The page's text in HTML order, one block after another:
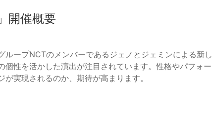
開催概要
ープNCTのメンバーであるジェノとジェミンによる新し
性を活かした演出が注目されています。性格やパフォー
実現されるのか、期待が高まります。